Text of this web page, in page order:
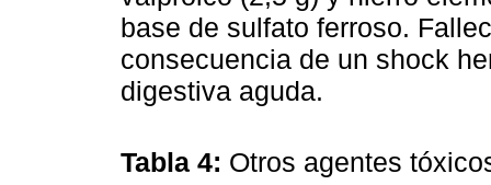
base de sulfato ferroso.
consecuencia de un shock
digestiva aguda.
Tabla 4: Otros agentes